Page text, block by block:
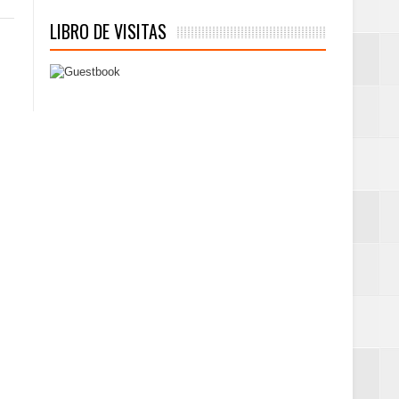
LIBRO DE VISITAS